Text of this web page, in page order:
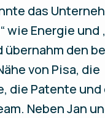
das
wie Energie und
übernahm den
von Pisa, die
die Patente und
Neben Jan